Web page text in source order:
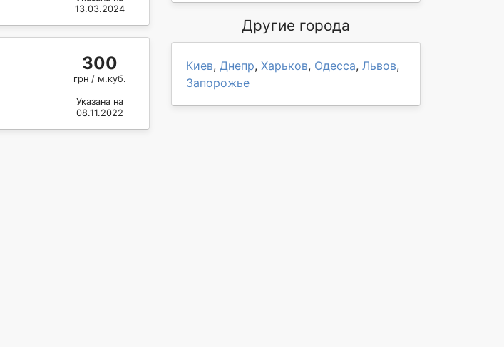
13.03.2024
300
грн / м.куб.
Указана на
08.11.2022
Другие города
Киев, Днепр, Харьков, Одесса, Львов,
Запорожье